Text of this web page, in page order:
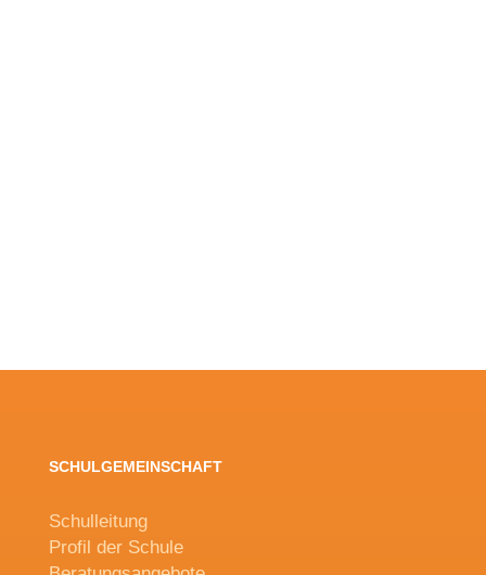
SCHULGEMEINSCHAFT
Schulleitung
Profil der Schule